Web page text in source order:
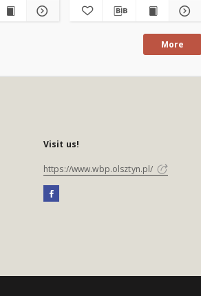
More
Visit us!
https://www.wbp.olsztyn.pl/